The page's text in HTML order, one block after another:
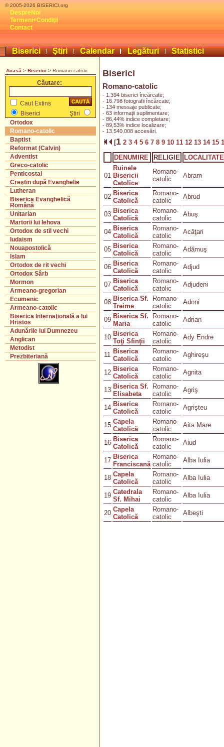
© 2005-2026 BISERICI.org
DespreNoi
Termeni+Condiţii
Contact
Biserici Ştiri Calendar Legături Statistici
Acasă > Biserici > Romano-catolic
Căutare:
Caut Extins
Biserici
Ştiri
Ortodox
Romano-catolic
Baptist
Reformat (Calvin)
Adventist
Greco-catolic
Penticostal
Creştin după Evanghelie
Lutheran
Biserica Evanghelică
Română
Unitarian
Martorii lui Iehova
Ortodox de stil vechi
Iudaism
Nouapostolică
Islam
Ortodox de rit vechi
Ortodox Sârb
Mormon
Armeano-gregorian
Ecumenic
Armeano-catolic
Biserica Internaţională a lui
Hristos
Adunările lui Dumnezeu
Anglican
Metodist
Prezbiteriană
Biserici
Romano-catolic
- 1.394 biserici încărcate;
- 16.798 fotografii încărcate;
- 134 messaje publicate;
- 63 informaţii suplimentare;
- 86,44% indice completare;
- 89,53% indice localizare;
- 13.540.008 accesări.
[1 2 3 4 5 6 7 8 9 10 11 12 13 14 15
DENUMIRE
RELIGIE LOCALITATE
01
Ruinele
Bisericii
Catolice
Romano-
catolic
Abram
02 Biserica
Catolică
Romano-
catolic
Abrud
03 Biserica
Catolică
Romano-
catolic
Abuş
04 Biserica
Catolică
Romano-
catolic
Acăţari
05 Biserica
Catolică
Romano-
catolic
Adămuş
06 Biserica
Catolică
Romano-
catolic
Adjud
07 Biserica
Catolică
Romano-
catolic
Adjudeni
08 Biserica Sf.
Treime
Romano-
catolic
Adoni
09 Biserica Sf.
Maria
Romano-
catolic
Adrian
10 Biserica
Toţi Sfinţii
Romano-
catolic
Ady Endre
11 Biserica
Catolică
Romano-
catolic
Aghireşu
12 Biserica
Catolică
Romano-
catolic
Agnita
13 Biserica Sf.
Elisabeta
Romano-
catolic
Agriş
14 Biserica
Catolică
Romano-
catolic
Agrişteu
15 Capela
Catolică
Romano-
catolic
Aita Mare
16 Biserica
Catolică
Romano-
catolic
Aiud
17 Biserica
Franciscană
Romano-
catolic
Alba Iulia
18 Capela
Catolică
Romano-
catolic
Alba Iulia
19 Catedrala
Sf. Mihai
Romano-
catolic
Alba Iulia
20 Capela
Catolică
Romano-
catolic
Albeşti